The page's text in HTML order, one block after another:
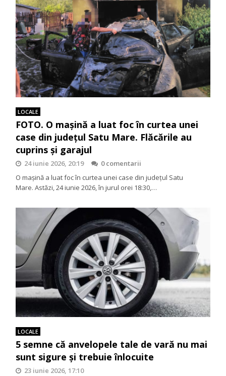
LOCALE
FOTO. O mașină a luat foc în curtea unei
case din județul Satu Mare. Flăcările au
cuprins și garajul
24 iunie 2026, 20:19
0 comentarii
O mașină a luat foc în curtea unei case din județul Satu
Mare. Astăzi, 24 iunie 2026, în jurul orei 18:30,…
LOCALE
5 semne că anvelopele tale de vară nu mai
sunt sigure și trebuie înlocuite
23 iunie 2026, 17:10